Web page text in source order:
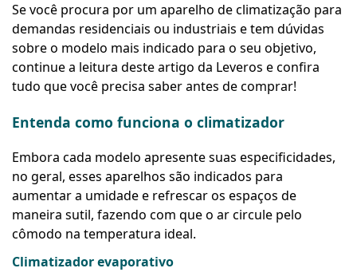
Se você procura por um aparelho de climatização para
demandas residenciais ou industriais e tem dúvidas
sobre o modelo mais indicado para o seu objetivo,
continue a leitura deste artigo da Leveros e confira
tudo que você precisa saber antes de comprar!
Entenda como funciona o climatizador
Embora cada modelo apresente suas especificidades,
no geral, esses aparelhos são indicados para
aumentar a umidade e refrescar os espaços de
maneira sutil, fazendo com que o ar circule pelo
cômodo na temperatura ideal.
Climatizador evaporativo